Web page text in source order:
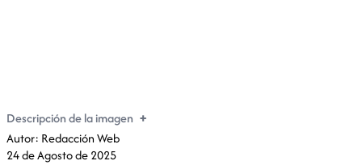
Descripción de la imagen
Autor: Redacción Web
24 de Agosto de 2025